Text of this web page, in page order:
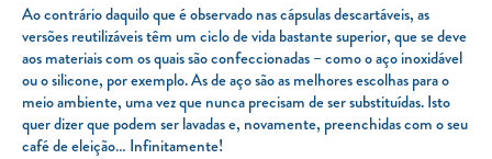
Ao contrário daquilo que é observado nas cápsulas descartáveis, as
versões reutilizáveis têm um ciclo de vida bastante superior, que se deve
aos materiais com os quais são confeccionadas – como o aço inoxidável
ou o silicone, por exemplo. As de aço são as melhores escolhas para o
meio ambiente, uma vez que nunca precisam de ser substituídas. Isto
quer dizer que podem ser lavadas e, novamente, preenchidas com o seu
café de eleição… Infinitamente!